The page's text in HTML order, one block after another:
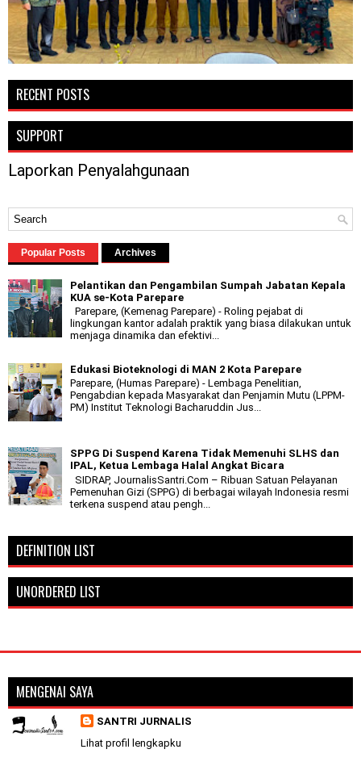
RECENT POSTS
SUPPORT
Laporkan Penyalahgunaan
Popular Posts Archives
Pelantikan dan Pengambilan Sumpah Jabatan Kepala
KUA se-Kota Parepare
Parepare, (Kemenag Parepare) - Roling pejabat di
lingkungan kantor adalah praktik yang biasa dilakukan untuk
menjaga dinamika dan efektivi...
Edukasi Bioteknologi di MAN 2 Kota Parepare
Parepare, (Humas Parepare) - Lembaga Penelitian,
Pengabdian kepada Masyarakat dan Penjamin Mutu (LPPM-
PM) Institut Teknologi Bacharuddin Jus...
SPPG Di Suspend Karena Tidak Memenuhi SLHS dan
IPAL, Ketua Lembaga Halal Angkat Bicara
SIDRAP, JournalisSantri.Com – Ribuan Satuan Pelayanan
Pemenuhan Gizi (SPPG) di berbagai wilayah Indonesia resmi
terkena suspend atau pengh...
DEFINITION LIST
UNORDERED LIST
MENGENAI SAYA
SANTRI JURNALIS
Lihat profil lengkapku